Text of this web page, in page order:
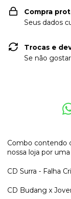
Compra
Seus dados
Trocas e
Se não
Combo contendo
nossa loja por
CD Surra - Falha
CD Budang x